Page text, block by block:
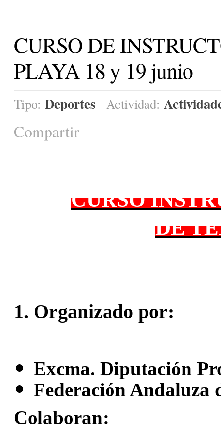
CURSO DE
PLAYA 18 y 19 junio
Tipo: Deportes Actividad:
Compartir
CURSO
DE
1. Organizado por:
Excma. Diputación
Federación Andaluza
Colaboran: